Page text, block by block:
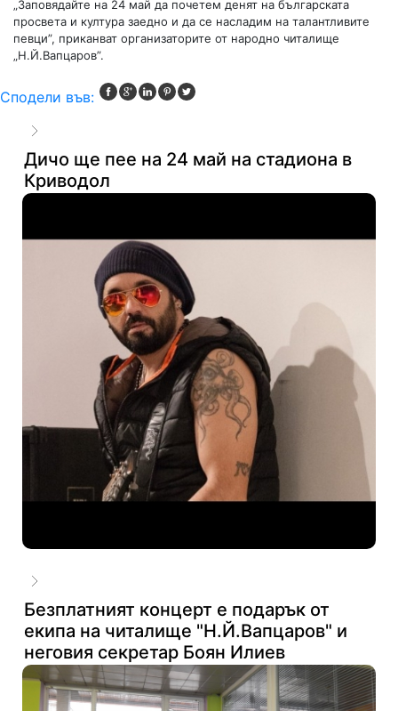
„Заповядайте на 24 май да почетем денят на българската
просвета и култура заедно и да се насладим на талантливите
певци”, приканват организаторите от народно читалище
„Н.Й.Вапцаров”.
Сподели във:
Дичо ще пее на 24 май на стадиона в
Криводол
Безплатният концерт е подарък от
екипа на читалище "Н.Й.Вапцаров" и
неговия секретар Боян Илиев